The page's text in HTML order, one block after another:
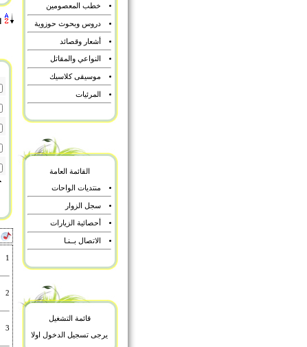
1
2
3
خطب المعصومين
دروس وبحوث حوزوية
أشعار وقصائد
النواعي والمقاتل
موسيقى كلاسيك
المرئيات
القائمة العامة
منتديات الواحات
سجل الزوار
أحصائية الزيارات
الاتصال بــنـا
قائمة التشغيل
يرجى تسجيل الدخول اولا